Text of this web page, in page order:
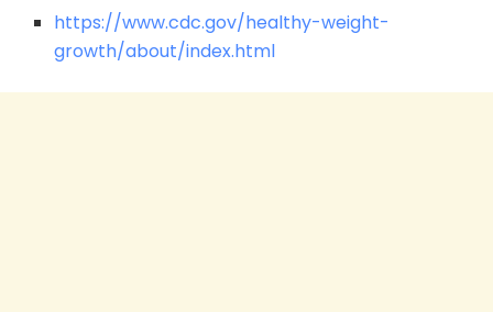
https://www.cdc.gov/healthy-weight-
growth/about/index.html